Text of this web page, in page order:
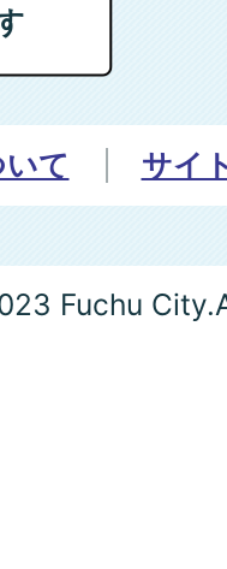
て サイ
Fuchu